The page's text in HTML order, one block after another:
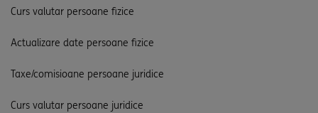
Curs valutar persoane fizice
Actualizare date persoane fizice
Taxe/comisioane persoane juridice
Curs valutar persoane juridice